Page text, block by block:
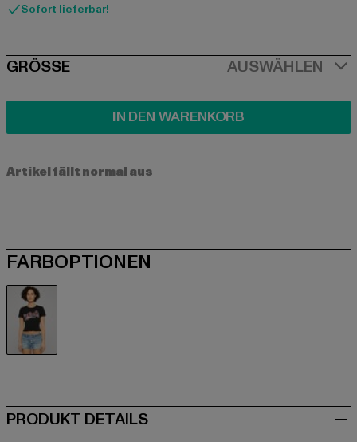
Sofort lieferbar!
SIZE
GRÖSSE AUSWÄHLEN
IN DEN WARENKORB
Artikel fällt normal aus
FARBOPTIONEN
PRODUKT DETAILS